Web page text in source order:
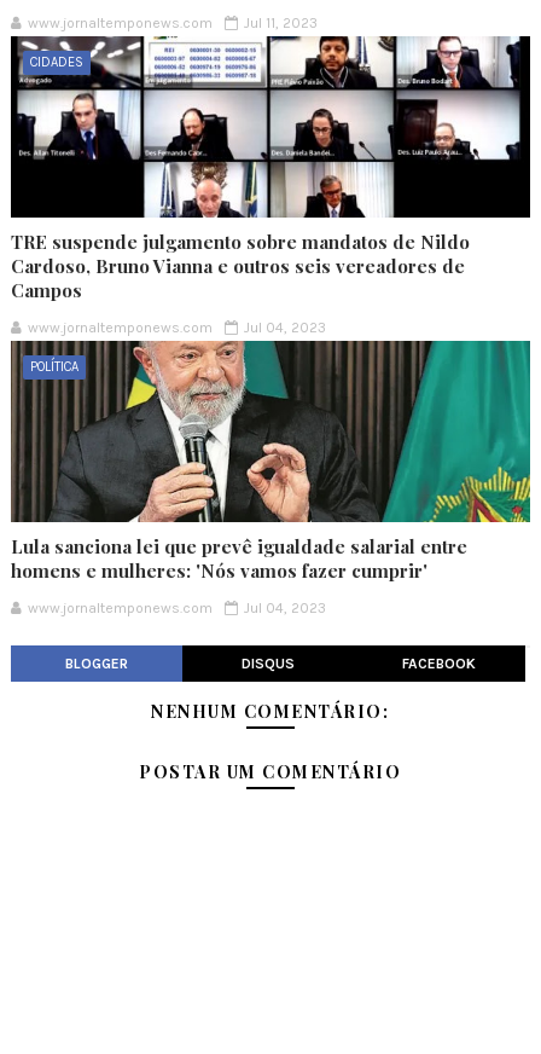
www.jornaltemponews.com Jul 11, 2023
CIDADES
TRE suspende julgamento sobre mandatos de Nildo
Cardoso, Bruno Vianna e outros seis vereadores de
Campos
www.jornaltemponews.com Jul 04, 2023
POLÍTICA
Lula sanciona lei que prevê igualdade salarial entre
homens e mulheres: 'Nós vamos fazer cumprir'
www.jornaltemponews.com Jul 04, 2023
BLOGGER DISQUS FACEBOOK
NENHUM COMENTÁRIO:
POSTAR UM COMENTÁRIO